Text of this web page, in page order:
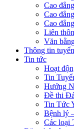
Cao
Cao
Cao
Liên
Văn
Thông tin
Tin tức
Hoạt
Tin
Hướng
Đề thi
Tin Tức
Bệnh lý
Các loại